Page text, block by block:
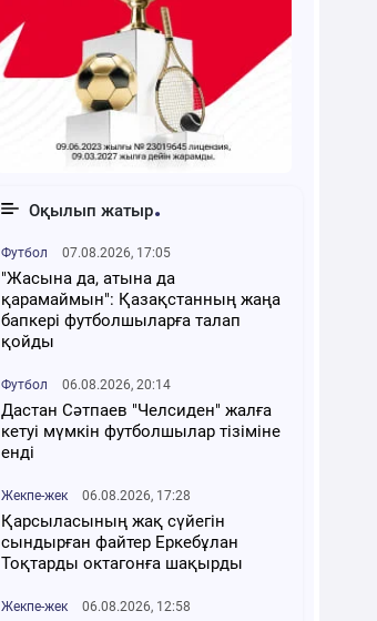
Оқылып жатыр
Футбол 07.08.2026, 17:05
"Жасына да, атына да
қарамаймын": Қазақстанның жаңа
бапкері футболшыларға талап
қойды
Футбол 06.08.2026, 20:14
Дастан Сәтпаев "Челсиден" жалға
кетуі мүмкін футболшылар тізіміне
енді
Жекпе-жек 06.08.2026, 17:28
Қарсыласының жақ сүйегін
сындырған файтер Еркебұлан
Тоқтарды октагонға шақырды
Жекпе-жек 06.08.2026, 12:58